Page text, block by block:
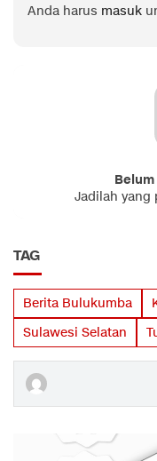
Anda harus masuk
Jadilah yang
TAG
Berita Bulukumba
Sulawesi Selatan